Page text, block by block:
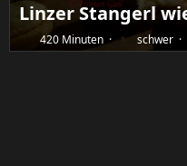
Linzer Stangerl
420 Minuten schwer